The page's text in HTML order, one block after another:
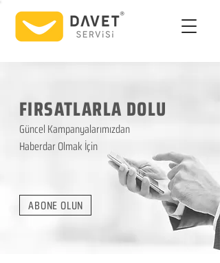
FIRSATLARLA DOLU
Güncel Kampanyalarımızdan
Haberdar Olmak İçin
ABONE OLUN